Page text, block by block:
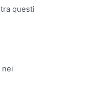
questi
nei